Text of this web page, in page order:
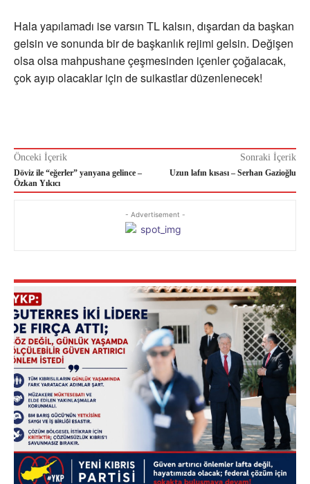
Hala yapılamadı ise varsın TL kalsın, dışardan da başkan
gelsin ve sonunda bir de başkanlık rejimi gelsin. Değişen
olsa olsa mahpushane çeşmesinden içenler çoğalacak,
çok ayıp olacaklar için de suikastlar düzenlenecek!
Önceki İçerik
Döviz ile “eğerler” yanyana gelince –
Özkan Yıkıcı
Sonraki İçerik
Uzun lafın kısası – Serhan Gazioğlu
- Advertisement -